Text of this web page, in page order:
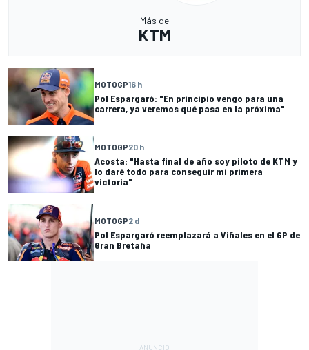
Más de
KTM
MOTOGP16 h
Pol Espargaró: "En principio vengo para una
carrera, ya veremos qué pasa en la próxima"
MOTOGP20 h
Acosta: "Hasta final de año soy piloto de KTM y
lo daré todo para conseguir mi primera
victoria"
MOTOGP2 d
Pol Espargaró reemplazará a Viñales en el GP de
Gran Bretaña